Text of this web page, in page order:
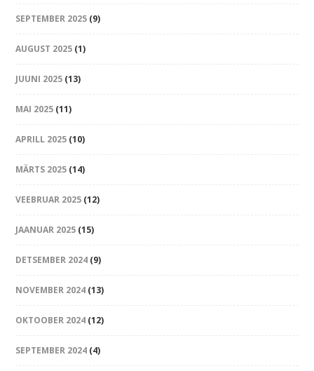
SEPTEMBER 2025 (9)
AUGUST 2025 (1)
JUUNI 2025 (13)
MAI 2025 (11)
APRILL 2025 (10)
MÄRTS 2025 (14)
VEEBRUAR 2025 (12)
JAANUAR 2025 (15)
DETSEMBER 2024 (9)
NOVEMBER 2024 (13)
OKTOOBER 2024 (12)
SEPTEMBER 2024 (4)